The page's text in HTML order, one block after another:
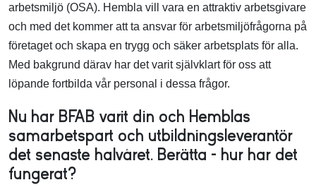
arbetsmiljö (OSA). Hembla vill vara en attraktiv arbetsgivare
och med det kommer att ta ansvar för arbetsmiljöfrågorna på
företaget och skapa en trygg och säker arbetsplats för alla.
Med bakgrund därav har det varit självklart för oss att
löpande fortbilda vår personal i dessa frågor.
Nu har BFAB varit din och Hemblas
samarbetspart och utbildningsleverantör
det senaste halvåret. Berätta – hur har det
fungerat?